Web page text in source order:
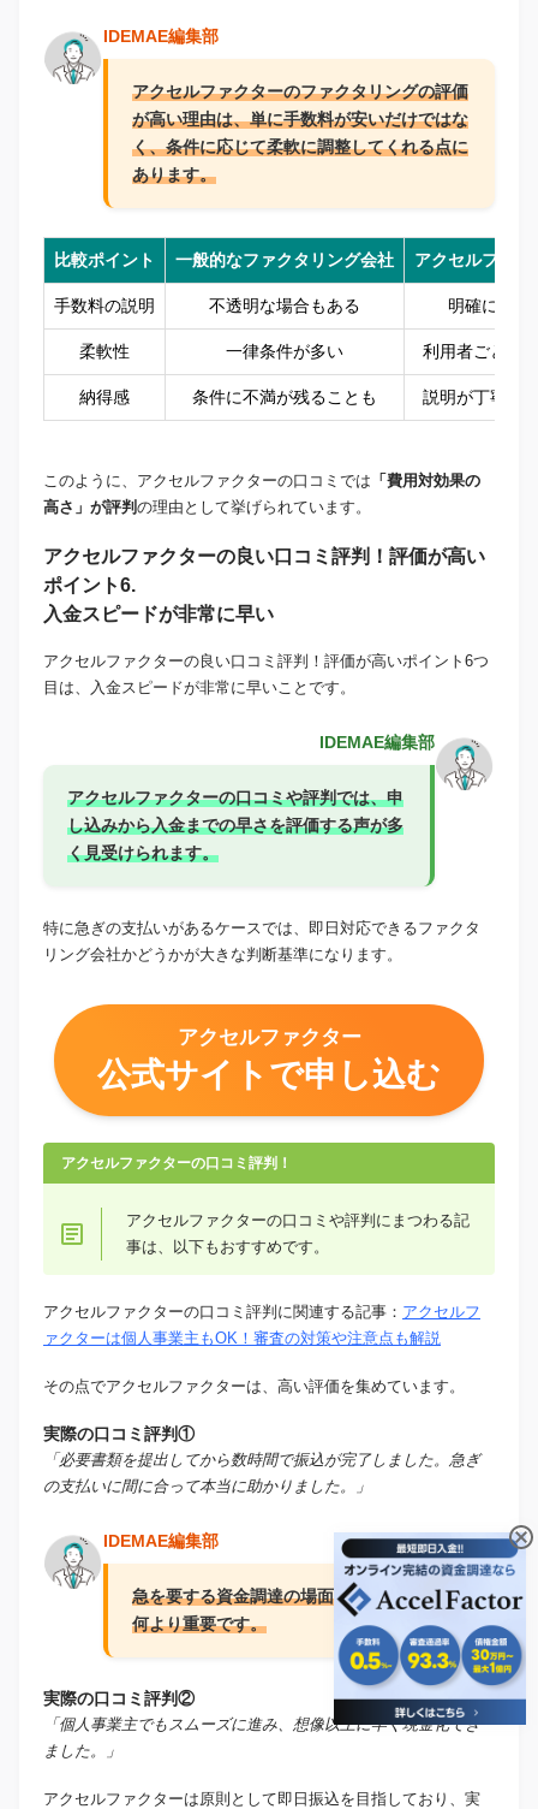
IDEMAE編集部
アクセルファクターのファクタリングの評価
が高い理由は、単に手数料が安いだけではな
く、条件に応じて柔軟に調整してくれる点に
あります。
比較ポイント 一般的なファクタリング会社 アクセルファク
手数料の説明 不透明な場合もある 明確に説明
柔軟性 一律条件が多い 利用者ごとに
納得感 条件に不満が残ることも 説明が丁寧で
このように、アクセルファクターの口コミでは 「費用対効果の
高さ」が評判の理由として挙げられています。
アクセルファクターの良い口コミ評判！評価が高い
ポイント6.
入金スピードが非常に早い
アクセルファクターの良い口コミ評判！評価が高いポイント6つ
目は、入金スピードが非常に早いことです。
IDEMAE編集部
アクセルファクターの口コミや評判では、申
し込みから入金までの早さを評価する声が多
く見受けられます。
特に急ぎの支払いがあるケースでは、即日対応できるファクタ
リング会社かどうかが大きな判断基準になります。
アクセルファクター
公式サイトで申し込む
アクセルファクターの口コミ評判！
アクセルファクターの口コミや評判にまつわる記
事は、以下もおすすめです。
アクセルファクターの口コミ評判に関連する記事： アクセルフ
ァクターは個人事業主もOK！審査の対策や注意点も解説
その点でアクセルファクターは、高い評価を集めています。
実際の口コミ評判①
「必要書類を提出してから数時間で振込が完了しました。急ぎ
の支払いに間に合って本当に助かりました。」
IDEMAE編集部
急を要する資金調達の場面では、スピードが
何より重要です。
実際の口コミ評判②
「個人事業主でもスムーズに進み、想像以上に早く現金化でき
ました。」
アクセルファクターは原則として即日振込を目指しており、実